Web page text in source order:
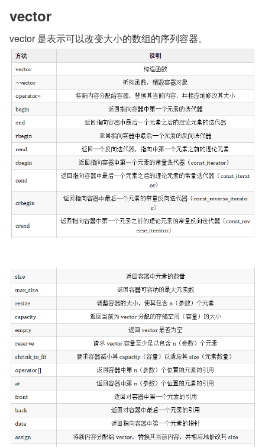
vector
vector 是表示可以改变大小的数组的序列容器。